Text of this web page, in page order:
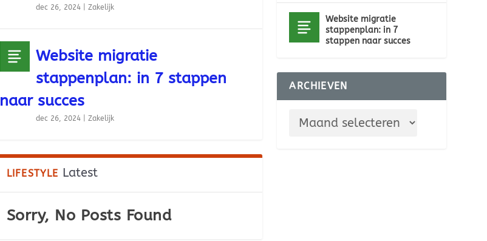
dec 26, 2024| Zakelijk
Website migratie
stappenplan: in 7 stappen
naar succes
dec 26, 2024| Zakelijk
LIFESTYLE Latest
Sorry, No Posts Found
Website migratie
stappenplan: in 7
stappen naar succes
ARCHIEVEN